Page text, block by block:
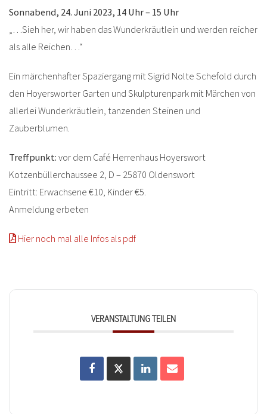
Sonnabend, 24. Juni 2023, 14 Uhr – 15 Uhr
„…Sieh her, wir haben das Wunderkräutlein und werden reicher
als alle Reichen…“
Ein märchenhafter Spaziergang mit Sigrid Nolte Schefold durch
den Hoyersworter Garten und Skulpturenpark mit Märchen von
allerlei Wunderkräutlein, tanzenden Steinen und
Zauberblumen.
Treffpunkt: vor dem Café Herrenhaus Hoyerswort
Kotzenbüllerchaussee 2, D – 25870 Oldenswort
Eintritt: Erwachsene €10, Kinder €5.
Anmeldung erbeten
Hier noch mal alle Infos als pdf
VERANSTALTUNG TEILEN